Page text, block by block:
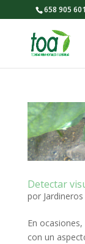
658 905 601
Detectar
por Jardineros
En
con un